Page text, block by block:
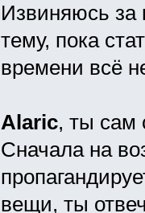
Извиняюсь за
тему, пока
времени всё
Alaric, ты сам
Сначала на
вещи, ты